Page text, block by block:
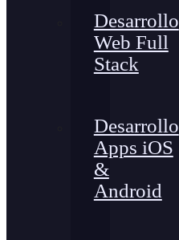
Desarrollo
Web Full
Stack
Desarrollo
Apps iOS
&
Android